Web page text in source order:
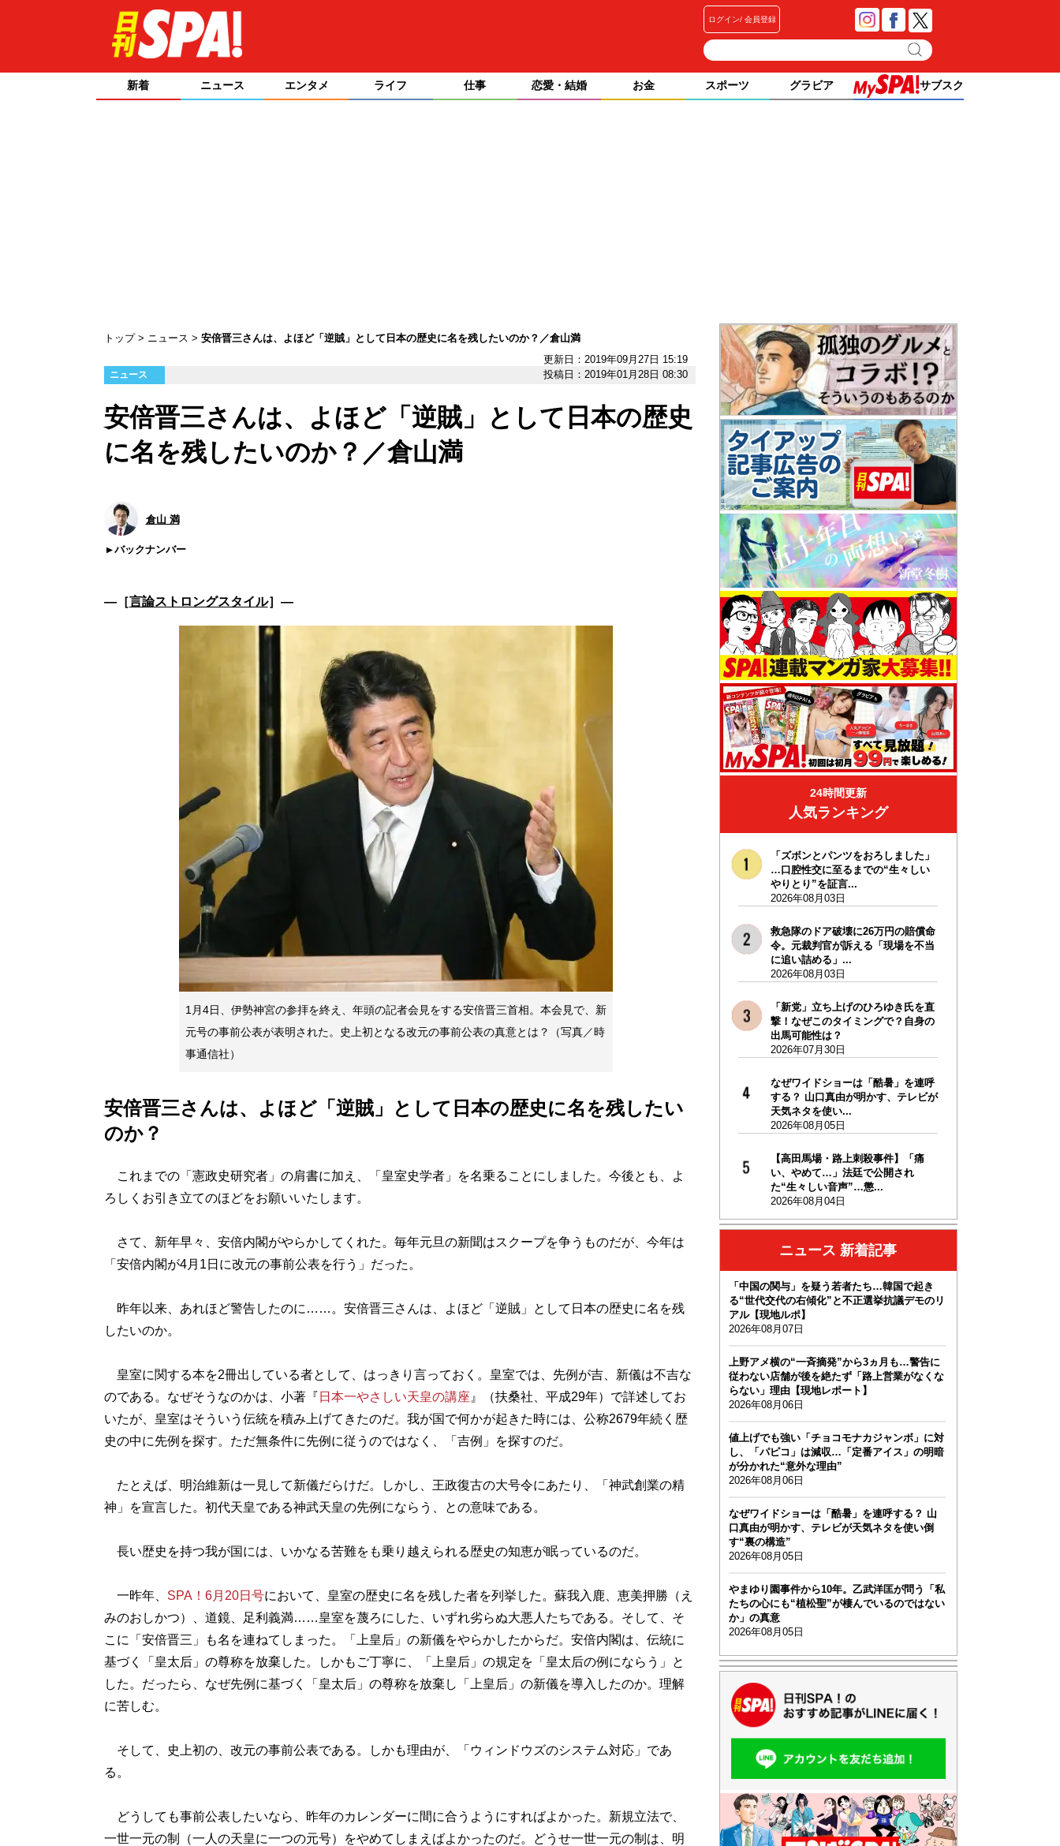
ログイン 会員登録
新着 ニュース エンタメ ライフ 仕事 恋愛・結婚 お金 スポーツ グラビア サブスク
トップ ニュース
安倍晋三さんは、よほど「逆賊」として日本の歴史に名を残したいのか？／倉山満
更新日：2019年09月27日 15:19
ニュース 投稿日：2019年01月28日 08:30
安倍晋三さんは、よほど「逆賊」として日本の歴史
に名を残したいのか？／倉山満
倉山 満
バックナンバー
―［言論ストロングスタイル］―
1月4日、伊勢神宮の参拝を終え、年頭の記者会見をする安倍晋三首相。本会見で、新
元号の事前公表が表明された。史上初となる改元の事前公表の真意とは？（写真／時
事通信社）
安倍晋三さんは、よほど「逆賊」として日本の歴史に名を残したい
のか？
これまでの「憲政史研究者」の肩書に加え、「皇室史学者」を名乗ることにしました。今後とも、よ
ろしくお引き立てのほどをお願いいたします。
さて、新年早々、安倍内閣がやらかしてくれた。毎年元旦の新聞はスクープを争うものだが、今年は
「安倍内閣が4月1日に改元の事前公表を行う」だった。
昨年以来、あれほど警告したのに……。安倍晋三さんは、よほど「逆賊」として日本の歴史に名を残
したいのか。
皇室に関する本を2冊出している者として、はっきり言っておく。皇室では、先例が吉、新儀は不吉な
のである。なぜそうなのかは、小著『 日本一やさしい天皇の講座 』（扶桑社、平成29年）で詳述してお
いたが、皇室はそういう伝統を積み上げてきたのだ。我が国で何かが起きた時には、公称2679年続く歴
史の中に先例を探す。ただ無条件に先例に従うのではなく、「吉例」を探すのだ。
たとえば、明治維新は一見して新儀だらけだ。しかし、王政復古の大号令にあたり、「神武創業の精
神」を宣言した。初代天皇である神武天皇の先例にならう、との意味である。
長い歴史を持つ我が国には、いかなる苦難をも乗り越えられる歴史の知恵が眠っているのだ。
一昨年、 SPA！6月20日号において、皇室の歴史に名を残した者を列挙した。蘇我入鹿、恵美押勝（え
みのおしかつ）、道鏡、足利義満……皇室を蔑ろにした、いずれ劣らぬ大悪人たちである。そして、そ
こに「安倍晋三」も名を連ねてしまった。「上皇后」の新儀をやらかしたからだ。安倍内閣は、伝統に
基づく「皇太后」の尊称を放棄した。しかもご丁寧に、「上皇后」の規定を「皇太后の例にならう」と
した。だったら、なぜ先例に基づく「皇太后」の尊称を放棄し「上皇后」の新儀を導入したのか。理解
に苦しむ。
そして、史上初の、改元の事前公表である。しかも理由が、「ウィンドウズのシステム対応」であ
る。
どうしても事前公表したいなら、昨年のカレンダーに間に合うようにすればよかった。新規立法で、
一世一元の制（一人の天皇に一つの元号）をやめてしまえばよかったのだ。どうせ一世一元の制は、明
24時間更新
人気ランキング
「ズボンとパンツをおろしました」
…口腔性交に至るまでの“生々しい
やりとり”を証言...
2026年08月03日
救急隊のドア破壊に26万円の賠償命
令。元裁判官が訴える「現場を不当
に追い詰める」...
2026年08月03日
「新党」立ち上げのひろゆき氏を直
撃！なぜこのタイミングで？自身の
出馬可能性は？
2026年07月30日
なぜワイドショーは「酷暑」を連呼
する？ 山口真由が明かす、テレビが
天気ネタを使い...
2026年08月05日
【高田馬場・路上刺殺事件】「痛
い、やめて…」法廷で公開され
た“生々しい音声”…懲...
2026年08月04日
ニュース 新着記事
「中国の関与」を疑う若者たち…韓国で起き
る“世代交代の右傾化”と不正選挙抗議デモのリ
アル【現地ルポ】
2026年08月07日
上野アメ横の“一斉摘発”から3ヵ月も…警告に
従わない店舗が後を絶たず「路上営業がなくな
らない」理由【現地レポート】
2026年08月06日
値上げでも強い「チョコモナカジャンボ」に対
し、「パピコ」は減収…「定番アイス」の明暗
が分かれた“意外な理由”
2026年08月06日
なぜワイドショーは「酷暑」を連呼する？ 山
口真由が明かす、テレビが天気ネタを使い倒
す“裏の構造”
2026年08月05日
やまゆり園事件から10年。乙武洋匡が問う「私
たちの心にも“植松聖”が棲んでいるのではない
か」の真意
2026年08月05日